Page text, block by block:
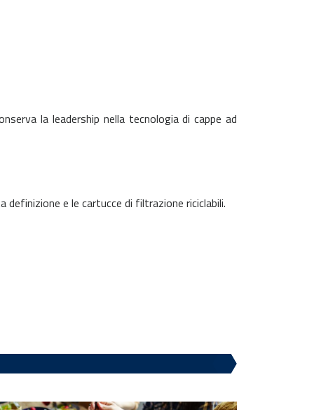
la leadership nella tecnologia di cappe ad
definizione e le cartucce di filtrazione riciclabili.